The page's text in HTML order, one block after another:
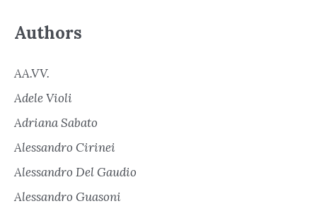
Authors
AA.VV.
Adele Violi
Adriana Sabato
Alessandro Cirinei
Alessandro Del Gaudio
Alessandro Guasoni